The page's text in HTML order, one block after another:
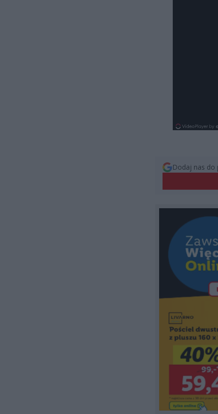
Dodaj nas do